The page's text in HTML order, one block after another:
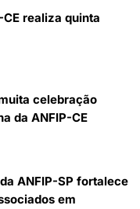
realiza quinta
celebração
da ANFIP-CE
ANFIP-SP fortalece
em